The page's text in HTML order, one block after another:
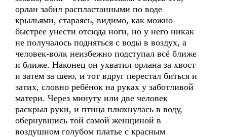
орлан забил распластанными по воде
крыльями, стараясь, видимо, как можно
быстрее унести отсюда ноги, но у него никак
не получалось подняться с воды в воздух, а
человек-волк неизбежно подступал всё ближе
и ближе. Наконец он ухватил орлана за хвост
и затем за шею, и тот вдруг перестал биться и
затих, словно ребёнок на руках у заботливой
матери. Через минуту или две человек
раскрыл руки, и птица плюхнулась в воду,
обернувшись той самой женщиной в
воздушном голубом платье с красным